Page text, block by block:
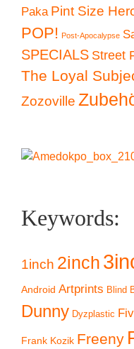
Paka Pint Size
POP! Post-Apocalypse
SPECIALS Street
The Loyal
Zozoville
Keywords:
1inch 2inch
Android Artprints Blind
Dunny Dyzplastic
Frank Kozik Freeny